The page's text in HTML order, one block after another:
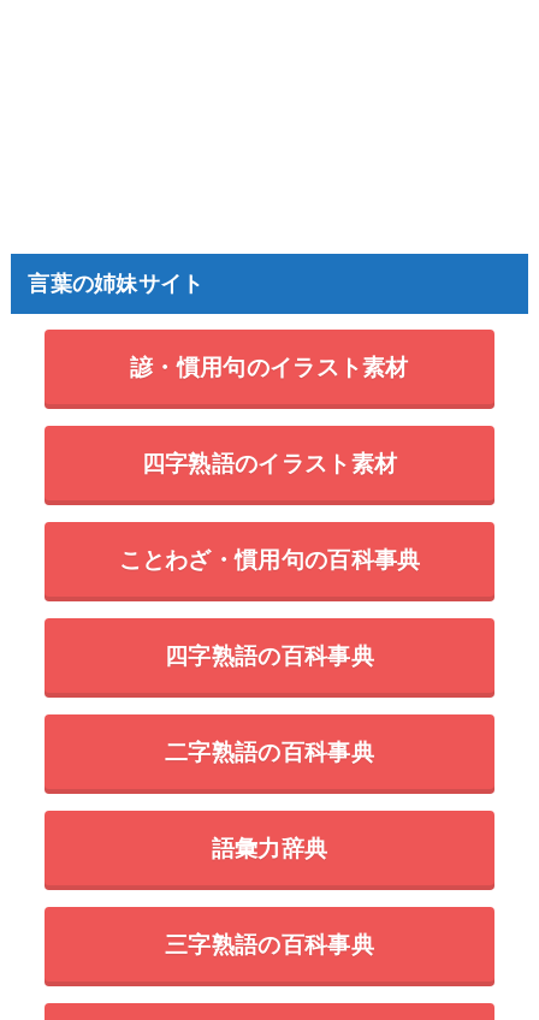
言葉の姉妹サイト
諺・慣用句のイラスト素材
四字熟語のイラスト素材
ことわざ・慣用句の百科事典
四字熟語の百科事典
二字熟語の百科事典
語彙力辞典
三字熟語の百科事典